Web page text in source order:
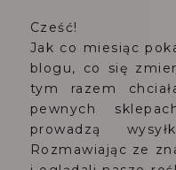
Cześć!
Jak co miesiąc
blogu, co się
tym razem
pewnych
prowadzą
Rozmawiając ze